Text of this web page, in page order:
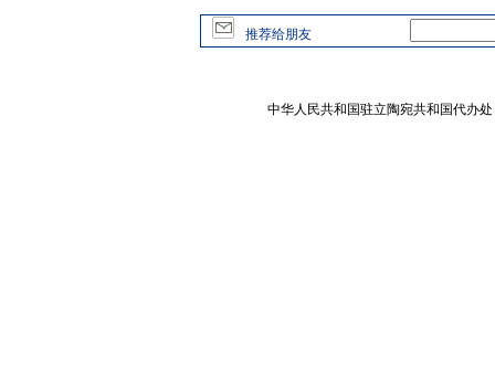
推荐给朋友
中华人民共和国驻立陶宛共和国代办处